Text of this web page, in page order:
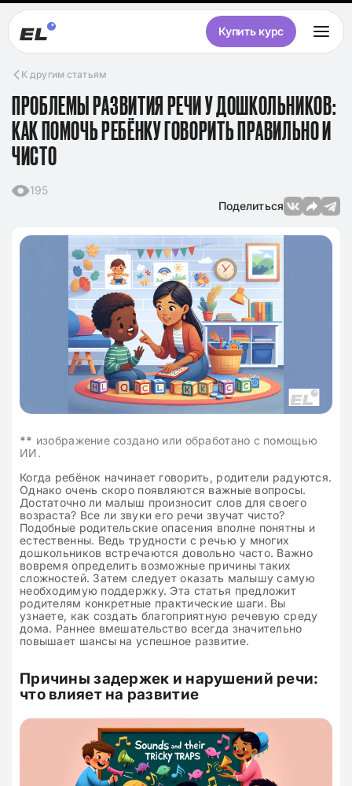
Купить курс
К другим статьям
ПРОБЛЕМЫ РАЗВИТИЯ РЕЧИ У ДОШКОЛЬНИКОВ:
КАК ПОМОЧЬ РЕБЁНКУ ГОВОРИТЬ ПРАВИЛЬНО И
ЧИСТО
195
Поделиться
** изображение создано или обработано с помощью
ИИ.
Когда ребёнок начинает говорить, родители радуются.
Однако очень скоро появляются важные вопросы.
Достаточно ли малыш произносит слов для своего
возраста? Все ли звуки его речи звучат чисто?
Подобные родительские опасения вполне понятны и
естественны. Ведь трудности с речью у многих
дошкольников встречаются довольно часто. Важно
вовремя определить возможные причины таких
сложностей. Затем следует оказать малышу самую
необходимую поддержку. Эта статья предложит
родителям конкретные практические шаги. Вы
узнаете, как создать благоприятную речевую среду
дома. Раннее вмешательство всегда значительно
повышает шансы на успешное развитие.
Причины задержек и нарушений речи:
что влияет на развитие